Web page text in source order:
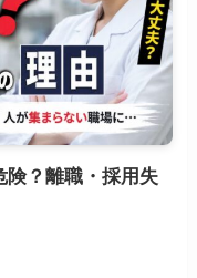
険？離職・採用失